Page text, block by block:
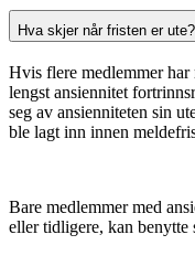
Hva skjer når fristen er ute?
Hvis flere medlemmer
lengst ansiennitet
seg av ansienniteten sin
ble lagt inn innen
Bare medlemmer med
eller tidligere, kan benytte